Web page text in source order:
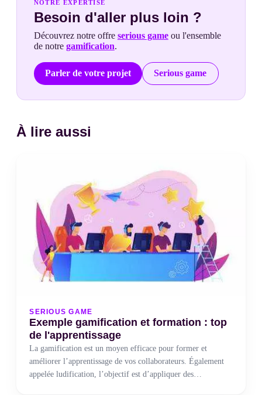
NOTRE EXPERTISE
Besoin d'aller plus loin ?
Découvrez notre offre serious gameou l'ensemble
de notre gamification.
Parler de votre projet Serious game
À lire aussi
SERIOUS GAME
Exemple gamification et formation : top
de l'apprentissage
La gamification est un moyen efficace pour former et
améliorer l’apprentissage de vos collaborateurs. Également
appelée ludification, l’objectif est d’appliquer des